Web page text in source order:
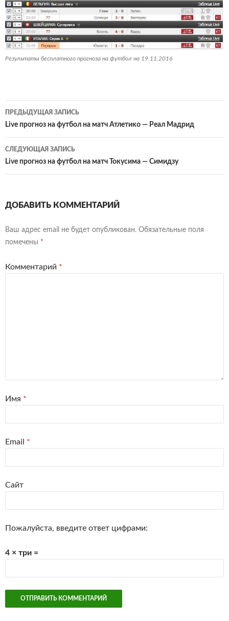
Результаты бесплатного прогноза на футбол на 19.11.2016
Навигация
по
записям
ПРЕДЫДУЩАЯ ЗАПИСЬ
Live прогноз на футбол на матч Атлетико — Реал Мадрид
СЛЕДУЮЩАЯ ЗАПИСЬ
Live прогноз на футбол на матч Токусима — Симидзу
ДОБАВИТЬ КОММЕНТАРИЙ
Ваш адрес email не будет опубликован. Обязательные поля
помечены *
Комментарий *
Имя *
Email *
Сайт
Пожалуйста, введите ответ цифрами:
4 × три =